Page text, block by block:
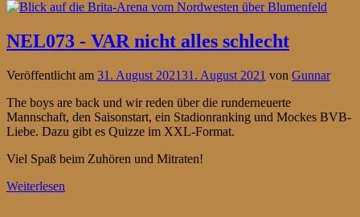
NEL073 - VAR nicht alles schlecht
Veröffentlicht am 31. August 202131. August 2021 von Gunnar
The boys are back und wir reden über die runderneuerte
Mannschaft, den Saisonstart, ein Stadionranking und Mockes BVB-
Liebe. Dazu gibt es Quizze im XXL-Format.
Viel Spaß beim Zuhören und Mitraten!
Weiterlesen